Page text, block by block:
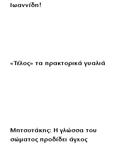
Ιωαννίδη!
«Τέλος» τα πρακτορικά γυαλιά
Μητσοτάκης: Η γλώσσα του
σώματος προδίδει άγχος